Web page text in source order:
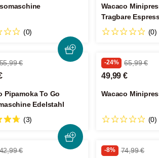
(0)
Wacaco
Tragbare
(0)
€
Pipamoka To Go
Edelstahl
(3)
-24% 65,99 €
49,99 €
Wacaco
(0)
€ -8% 74,99 €